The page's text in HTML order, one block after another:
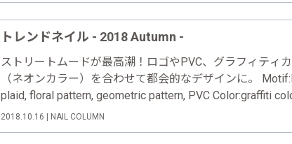
トレンドネイル - 2018 Autumn -
ストリートムードが最高潮！ロゴやPVC、グラフィティ
（ネオンカラー）を合わせて都会的なデザインに。
plaid, floral pattern, geometric pattern, PVC Color:graffiti
エルカラーで楽しむ秋の天然石アー……
2018.10.16 | NAIL COLUMN